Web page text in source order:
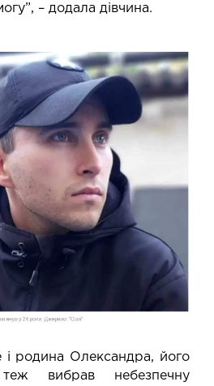
– додала дівчина.
родина Олександра, його
вибрав небезпечну